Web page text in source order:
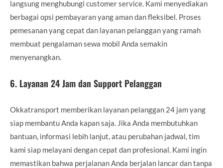
langsung menghubungi customer service. Kami menyediakan
berbagai opsi pembayaran yang aman dan fleksibel. Proses
pemesanan yang cepat dan layanan pelanggan yang ramah
membuat pengalaman sewa mobil Anda semakin
menyenangkan.
6. Layanan 24 Jam dan Support Pelanggan
Okkatransport memberikan layanan pelanggan 24 jam yang
siap membantu Anda kapan saja. Jika Anda membutuhkan
bantuan, informasi lebih lanjut, atau perubahan jadwal, tim
kami siap melayani dengan cepat dan profesional. Kami ingin
memastikan bahwa perjalanan Anda berjalan lancar dan tanpa